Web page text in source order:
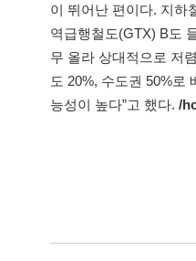
이 뛰어난 편이다. 지하
역급행철도(GTX) B도
무 올라 상대적으로 저
도 20%, 수도권 50%로
능성이 높다”고 했다. /